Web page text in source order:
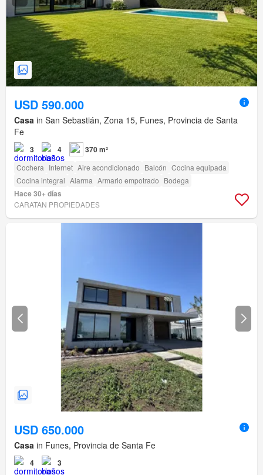
USD 590.000
Casa in San Sebastián, Zona 15, Funes, Provincia de Santa
Fe
3 4 370 m²
Cochera Internet Aire acondicionado Balcón Cocina equipada
Cocina integral Alarma Armario empotrado Bodega
Hace 30+ días
CARATAN PROPIEDADES
USD 650.000
Casa in Funes, Provincia de Santa Fe
4 3